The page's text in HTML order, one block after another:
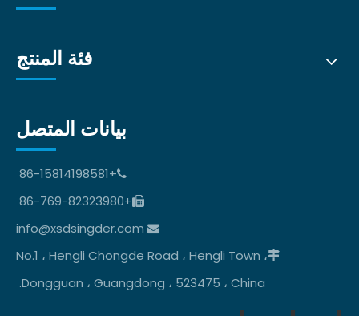
فئة المنتج
بيانات المتصل

+86-15814198581

+86-769-82323980

info@xsdsingder.com
No.1 ، Hengli Chongde Road ، Hengli Town ،
Dongguan ، Guangdong ، 523475 ، China.